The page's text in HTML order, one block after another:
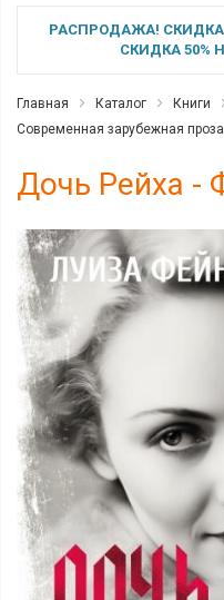
РАСПРОДАЖА! СКИДКА
СКИДКА 50%
Главная Каталог Книги
Современная зарубежная проза
Дочь Рейха -